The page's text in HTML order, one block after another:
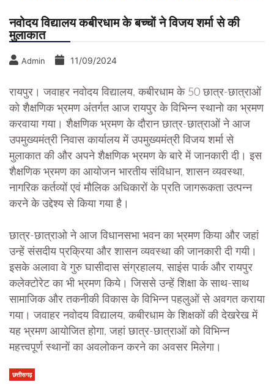
नवोदय विद्यालय कबीरधाम के बच्चों ने विजय शर्मा से की
मुलाकात
Admin 11/09/2024
रायपुर। जवाहर नवोदय विद्यालय, कबीरधाम के 50 छात्र-छात्राओं
को शैक्षणिक भ्रमण अंतर्गत आज रायपुर के विभिन्न स्थानो का भ्रमण
करवाया गया। शैक्षणिक भ्रमण के दौरान छात्र-छात्राओं ने आज
उपमुख्यमंत्री निवास कार्यालय में उपमुख्यमंत्री विजय शर्मा से
मुलाकात की और अपने शैक्षणिक भ्रमण के बारे में जानकारी दी। इस
शैक्षणिक भ्रमण का आयोजन भारतीय संविधान, शासन व्यवस्था,
नागरिक कर्तव्यों एवं मौलिक अधिकारों के प्रति जागरूकता उत्पन्न
करने के उद्देश्य से किया गया है।
छात्र-छात्राओ ने आज विधानसभा भवन का भ्रमण किया और जहां
उन्हें संसदीय प्रक्रिया और शासन व्यवस्था की जानकारी दी गयी।
इसके अलावा वे गुरु घासीदास संग्रहालय, साइंस पार्क और रायपुर
कलेक्टोरेट का भी भ्रमण किये। जिससे उन्हें शिक्षा के साथ-साथ
सामाजिक और तकनीकी विकास के विभिन्न पहलुओं से अवगत कराया
गया। जवाहर नवोदय विद्यालय, कबीरधाम के शिक्षकों की देखरेख में
यह भ्रमण आयोजित होगा, जहां छात्र-छात्राओं को विभिन्न
महत्त्वपूर्ण स्थानों का अवलोकन करने का अवसर मिलेगा।
छत्तीसगढ़